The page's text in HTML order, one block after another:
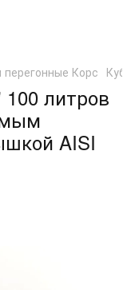
перегонные Корс Куб
100 литров
AISI